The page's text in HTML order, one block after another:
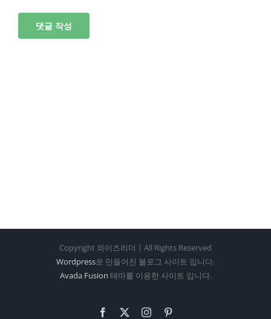
Copyright 와이즈리더 | All Rights Reserved
Wordpress로 만들어진 블로그 사이트 입니다.
Avada Fusion 테마를 이용한 사이트 입니다.
Facebook Instagram